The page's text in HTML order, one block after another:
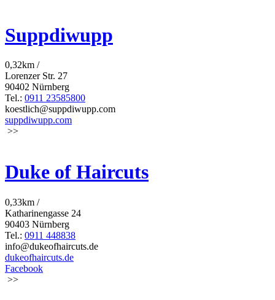
Suppdiwupp
0,32km /
Lorenzer Str. 27
90402 Nürnberg
Tel.: 0911 23585800
koestlich@suppdiwupp.com
suppdiwupp.com
>>
Duke of Haircuts
0,33km /
Katharinengasse 24
90403 Nürnberg
Tel.: 0911 448838
info@dukeofhaircuts.de
dukeofhaircuts.de
Facebook
>>